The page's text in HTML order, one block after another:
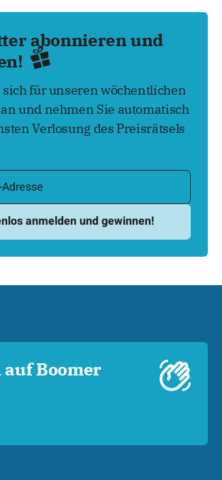
abonnieren und
sich für unseren wöchentlichen
und nehmen Sie automatisch
Verlosung des Preisrätsels
Boomer